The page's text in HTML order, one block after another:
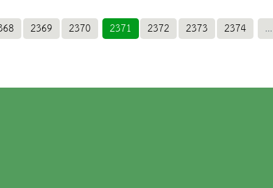
2369 2370 2371 2372 2373 2374 ...